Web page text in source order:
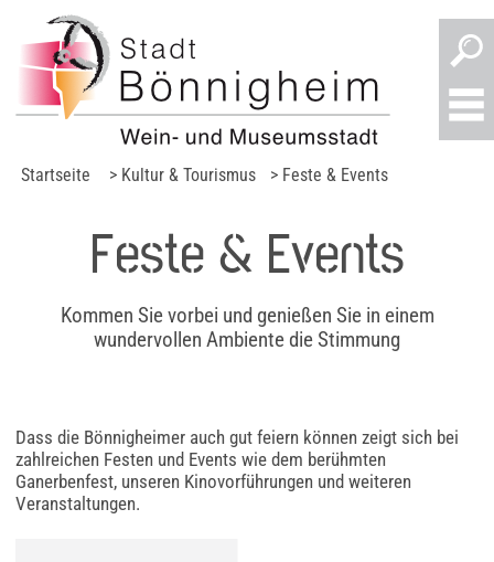
Startseite > Kultur & Tourismus > Feste & Events
Feste & Events
Kommen Sie vorbei und genießen Sie in einem
wundervollen Ambiente die Stimmung
Dass die Bönnigheimer auch gut feiern können zeigt sich bei
zahlreichen Festen und Events wie dem berühmten
Ganerbenfest, unseren Kinovorführungen und weiteren
Veranstaltungen.